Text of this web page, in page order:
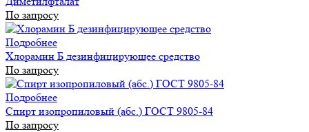
По запросу
Подробнее
Хлорамин Б дезинфицирующее средство
По запросу
Подробнее
Спирт изопропиловый (абс.) ГОСТ 9805-84
По запросу